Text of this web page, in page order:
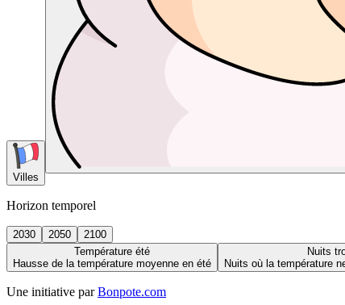
Villes
Horizon temporel
2030 2050
2100
Température été
Hausse de la température moyenne en été
Nuits
Nuits où la température
Une initiative par Bonpote.com